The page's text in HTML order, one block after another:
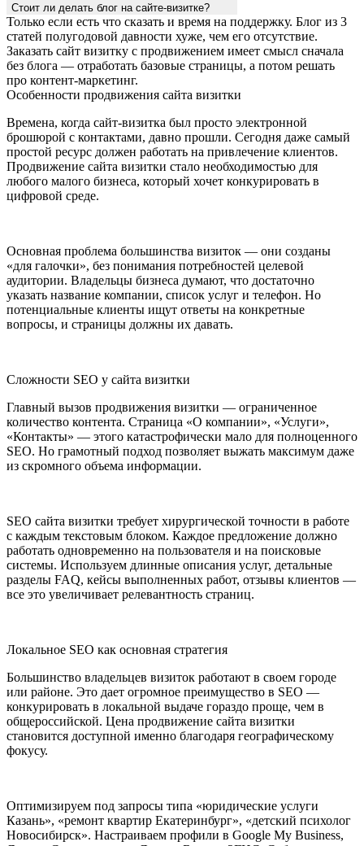
Стоит ли делать блог на сайте-визитке?
Только если есть что сказать и время на поддержку. Блог из 3
статей полугодовой давности хуже, чем его отсутствие.
Заказать сайт визитку с продвижением имеет смысл сначала
без блога — отработать базовые страницы, а потом решать
про контент-маркетинг.
Особенности продвижения сайта визитки
Времена, когда сайт-визитка был просто электронной
брошюрой с контактами, давно прошли. Сегодня даже самый
простой ресурс должен работать на привлечение клиентов.
Продвижение сайта визитки стало необходимостью для
любого малого бизнеса, который хочет конкурировать в
цифровой среде.
Основная проблема большинства визиток — они созданы
«для галочки», без понимания потребностей целевой
аудитории. Владельцы бизнеса думают, что достаточно
указать название компании, список услуг и телефон. Но
потенциальные клиенты ищут ответы на конкретные
вопросы, и страницы должны их давать.
Сложности SEO у сайта визитки
Главный вызов продвижения визитки — ограниченное
количество контента. Страница «О компании», «Услуги»,
«Контакты» — этого катастрофически мало для полноценного
SEO. Но грамотный подход позволяет выжать максимум даже
из скромного объема информации.
SEO сайта визитки требует хирургической точности в работе
с каждым текстовым блоком. Каждое предложение должно
работать одновременно на пользователя и на поисковые
системы. Используем длинные описания услуг, детальные
разделы FAQ, кейсы выполненных работ, отзывы клиентов —
все это увеличивает релевантность страниц.
Локальное SEO как основная стратегия
Большинство владельцев визиток работают в своем городе
или районе. Это дает огромное преимущество в SEO —
конкурировать в локальной выдаче гораздо проще, чем в
общероссийской. Цена продвижение сайта визитки
становится доступной именно благодаря географическому
фокусу.
Оптимизируем под запросы типа «юридические услуги
Казань», «ремонт квартир Екатеринбург», «детский психолог
Новосибирск». Настраиваем профили в Google My Business,